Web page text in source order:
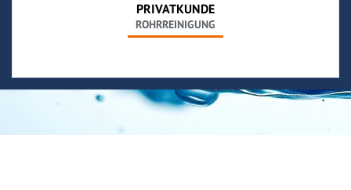
PRIVATKUNDE
ROHRREINIGUNG